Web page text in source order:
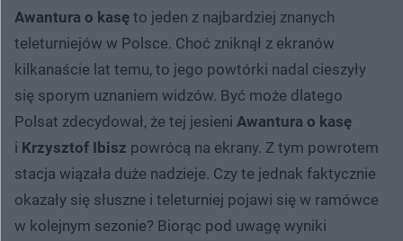
Awantura o kasę to jeden z najbardziej znanych
teleturniejów w Polsce. Choć zniknął z ekranów
kilkanaście lat temu, to jego powtórki nadal cieszyły
się sporym uznaniem widzów. Być może dlatego
Polsat zdecydował, że tej jesieni Awantura o kasę
i Krzysztof Ibisz powrócą na ekrany. Z tym powrotem
stacja wiązała duże nadzieje. Czy te jednak faktycznie
okazały się słuszne i teleturniej pojawi się w ramówce
w kolejnym sezonie? Biorąc pod uwagę wyniki